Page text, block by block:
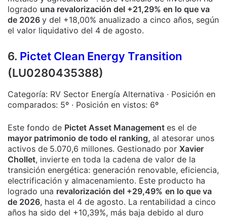
logrado una revalorización del +21,29% en lo que va
de 2026 y del +18,00% anualizado a cinco años, según
el valor liquidativo del 4 de agosto.
6. Pictet Clean Energy Transition
(LU0280435388)
Categoría: RV Sector Energía Alternativa · Posición en
comparados: 5º · Posición en vistos: 6º
Este fondo de Pictet Asset Management es el de
mayor patrimonio de todo el ranking, al atesorar unos
activos de 5.070,6 millones. Gestionado por Xavier
Chollet, invierte en toda la cadena de valor de la
transición energética: generación renovable, eficiencia,
electrificación y almacenamiento. Este producto ha
logrado una revalorización del +29,49% en lo que va
de 2026, hasta el 4 de agosto. La rentabilidad a cinco
años ha sido del +10,39%, más baja debido al duro